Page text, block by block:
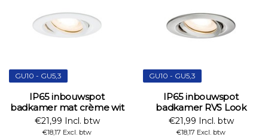
GU10 - GU5,3
IP65 inbouwspot
badkamer mat crème wit
€21,99 Incl. btw
€18,17 Excl. btw
GU10 - GU5,3
IP65 inbouwspot
badkamer RVS Look
€21,99 Incl. btw
€18,17 Excl. btw